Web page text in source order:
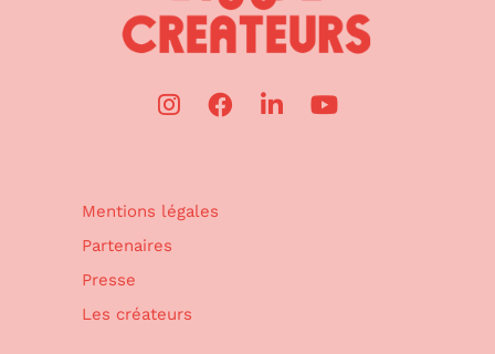
Mentions légales
Partenaires
Presse
Les créateurs